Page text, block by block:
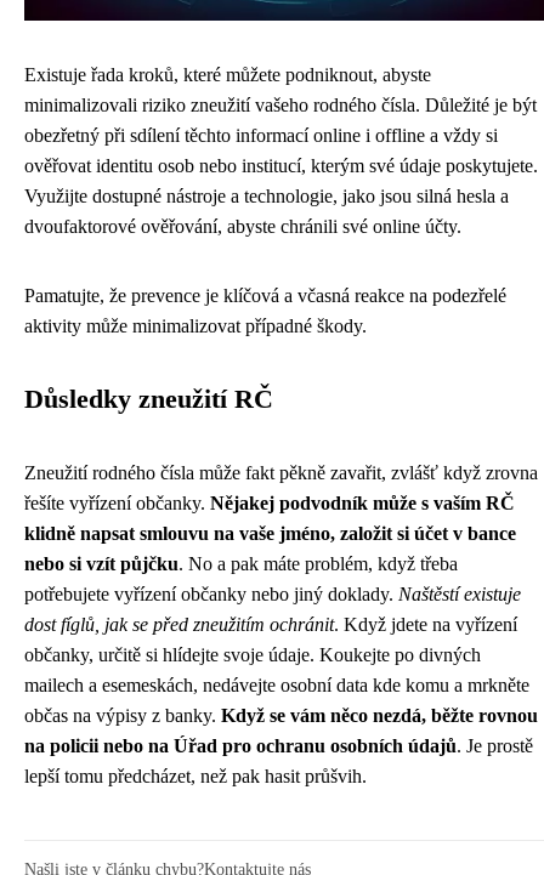
Existuje řada kroků, které můžete podniknout, abyste
minimalizovali riziko zneužití vašeho rodného čísla. Důležité je být
obezřetný při sdílení těchto informací online i offline a vždy si
ověřovat identitu osob nebo institucí, kterým své údaje poskytujete.
Využijte dostupné nástroje a technologie, jako jsou silná hesla a
dvoufaktorové ověřování, abyste chránili své online účty.
Pamatujte, že prevence je klíčová a včasná reakce na podezřelé
aktivity může minimalizovat případné škody.
Důsledky zneužití RČ
Zneužití rodného čísla může fakt pěkně zavařit, zvlášť když zrovna
řešíte vyřízení občanky. Nějakej podvodník může s vaším RČ
klidně napsat smlouvu na vaše jméno, založit si účet v bance
nebo si vzít půjčku. No a pak máte problém, když třeba
potřebujete vyřízení občanky nebo jiný doklady. Naštěstí existuje
dost fíglů, jak se před zneužitím ochránit. Když jdete na vyřízení
občanky, určitě si hlídejte svoje údaje. Koukejte po divných
mailech a esemeskách, nedávejte osobní data kde komu a mrkněte
občas na výpisy z banky. Když se vám něco nezdá, běžte rovnou
na policii nebo na Úřad pro ochranu osobních údajů. Je prostě
lepší tomu předcházet, než pak hasit průšvih.
Našli jste v článku chybu?Kontaktujte nás